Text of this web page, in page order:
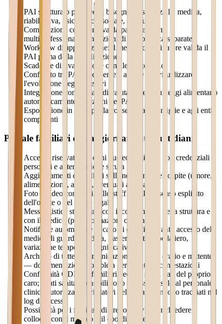
PAI strutturato per aree di bisogno (assistenziale, medica,
riabilitativa, psicologica, sociale, spirituale)
Compilazione collaborativa da parte del team
multiprofessionale con sezioni di competenza separate
Workflow di approvazione: il medico coordinatore valida il
PAI prima della pubblicazione
Scadenze di rivalutazione con alert automatici
Confronto tra PAI precedente e attuale per visualizzare
l'evoluzione degli obiettivi
Integrazione con le scale di valutazione: i punteggi alimentano
automaticamente le sezioni del PAI
Esportazione in PDF per la consegna alle famiglie e agli enti
competenti
Portale familiari con aggiornamenti quotidiani
Accesso riservato per ogni nucleo familiare, con credenziali
personali e autenticazione sicura
Aggiornamenti quotidiani sull'andamento dell'ospite (umore,
alimentazione, attività, eventuali anomalie)
Foto e video condivisi dallo staff con il consenso esplicito
dell'ospite o del tutore legale
Messaggistica strutturata con il coordinatore della struttura e
con il medico (per informazioni cliniche)
Notifiche automatiche in caso di eventi rilevanti: accesso del
medico di guardia, caduta, trasferimento ospedaliero,
variazione terapeutica significativa
Archivio di tutte le comunicazioni con data, orario e mittente
— documentazione completa per eventuali contestazioni
Conformità GDPR: i familiari vedono solo i dati del proprio
caro; i dati sanitari sensibili sono accessibili solo al personale
clinico autorizzato; i visitatori del portale vengono tracciati nel
log di accesso
Possibilità per i familiari di prenotare visite, richiedere
colloqui con il medico o il coordinatore